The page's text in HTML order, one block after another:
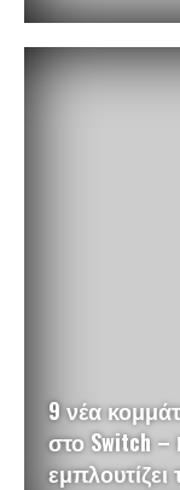
9 νέα
στο Switch –
εμπλουτίζει